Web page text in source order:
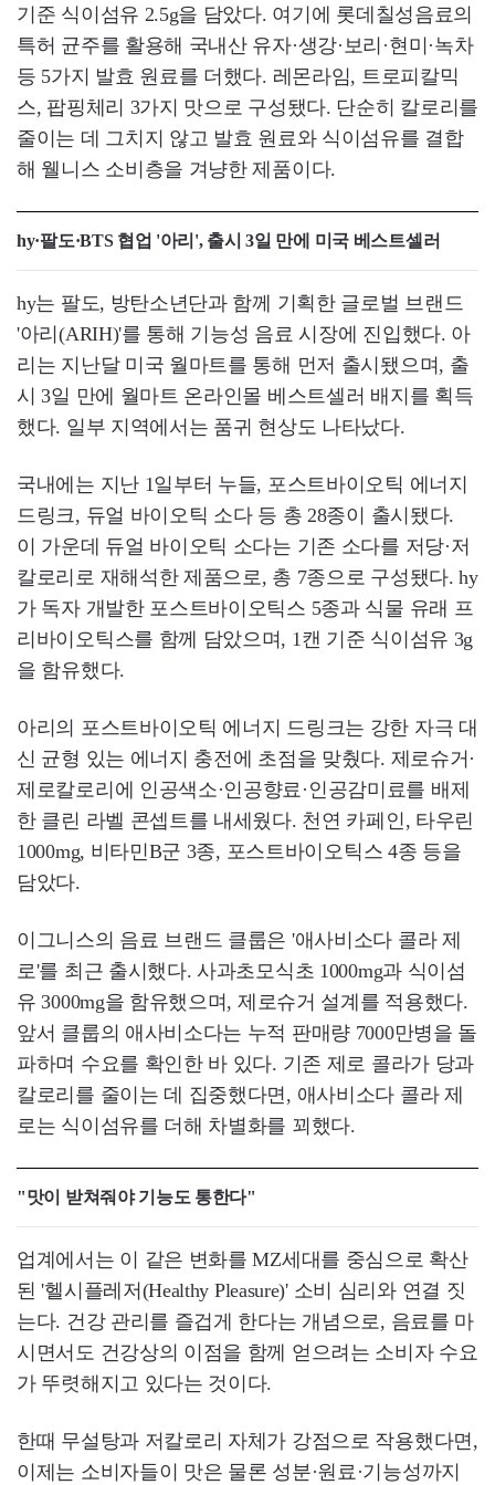
기준 식이섬유 2.5g을 담았다. 여기에 롯데칠성음료의
특허 균주를 활용해 국내산 유자·생강·보리·현미·녹차
등 5가지 발효 원료를 더했다. 레몬라임, 트로피칼믹
스, 팝핑체리 3가지 맛으로 구성됐다. 단순히 칼로리를
줄이는 데 그치지 않고 발효 원료와 식이섬유를 결합
해 웰니스 소비층을 겨냥한 제품이다.
hy·팔도·BTS 협업 '아리', 출시 3일 만에 미국 베스트셀러
hy는 팔도, 방탄소년단과 함께 기획한 글로벌 브랜드
'아리(ARIH)'를 통해 기능성 음료 시장에 진입했다. 아
리는 지난달 미국 월마트를 통해 먼저 출시됐으며, 출
시 3일 만에 월마트 온라인몰 베스트셀러 배지를 획득
했다. 일부 지역에서는 품귀 현상도 나타났다.
국내에는 지난 1일부터 누들, 포스트바이오틱 에너지
드링크, 듀얼 바이오틱 소다 등 총 28종이 출시됐다.
이 가운데 듀얼 바이오틱 소다는 기존 소다를 저당·저
칼로리로 재해석한 제품으로, 총 7종으로 구성됐다. hy
가 독자 개발한 포스트바이오틱스 5종과 식물 유래 프
리바이오틱스를 함께 담았으며, 1캔 기준 식이섬유 3g
을 함유했다.
아리의 포스트바이오틱 에너지 드링크는 강한 자극 대
신 균형 있는 에너지 충전에 초점을 맞췄다. 제로슈거·
제로칼로리에 인공색소·인공향료·인공감미료를 배제
한 클린 라벨 콘셉트를 내세웠다. 천연 카페인, 타우린
1000mg, 비타민B군 3종, 포스트바이오틱스 4종 등을
담았다.
이그니스의 음료 브랜드 클룹은 '애사비소다 콜라 제
로'를 최근 출시했다. 사과초모식초 1000mg과 식이섬
유 3000mg을 함유했으며, 제로슈거 설계를 적용했다.
앞서 클룹의 애사비소다는 누적 판매량 7000만병을 돌
파하며 수요를 확인한 바 있다. 기존 제로 콜라가 당과
칼로리를 줄이는 데 집중했다면, 애사비소다 콜라 제
로는 식이섬유를 더해 차별화를 꾀했다.
"맛이 받쳐줘야 기능도 통한다"
업계에서는 이 같은 변화를 MZ세대를 중심으로 확산
된 '헬시플레저(Healthy Pleasure)' 소비 심리와 연결 짓
는다. 건강 관리를 즐겁게 한다는 개념으로, 음료를 마
시면서도 건강상의 이점을 함께 얻으려는 소비자 수요
가 뚜렷해지고 있다는 것이다.
한때 무설탕과 저칼로리 자체가 강점으로 작용했다면,
이제는 소비자들이 맛은 물론 성분·원료·기능성까지